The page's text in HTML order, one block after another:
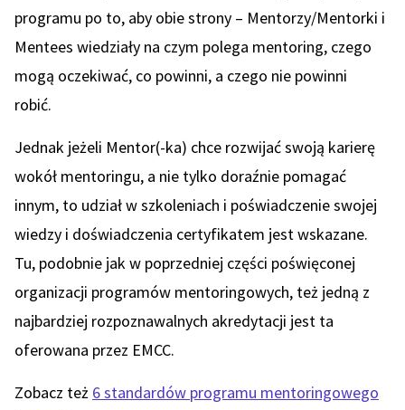
programu po to, aby obie strony – Mentorzy/Mentorki i
Mentees wiedziały na czym polega mentoring, czego
mogą oczekiwać, co powinni, a czego nie powinni
robić.
Jednak jeżeli Mentor(-ka) chce rozwijać swoją karierę
wokół mentoringu, a nie tylko doraźnie pomagać
innym, to udział w szkoleniach i poświadczenie swojej
wiedzy i doświadczenia certyfikatem jest wskazane.
Tu, podobnie jak w poprzedniej części poświęconej
organizacji programów mentoringowych, też jedną z
najbardziej rozpoznawalnych akredytacji jest ta
oferowana przez EMCC.
Zobacz też 6 standardów programu mentoringowego